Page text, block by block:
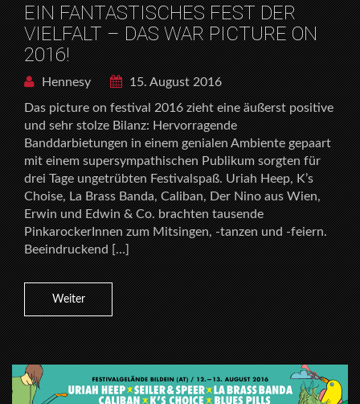
EIN FANTASTISCHES FEST DER
VIELFALT – DAS WAR PICTURE ON
2016!
Hennesy
15. August 2016
Das picture on festival 2016 zieht eine äußerst positive
und sehr stolze Bilanz: Hervorragende
Banddarbietungen in einem genialen Ambiente gepaart
mit einem supersympathischen Publikum sorgten für
drei Tage ungetrübten Festivalspaß. Uriah Heep, K’s
Choise, La Brass Banda, Caliban, Der Nino aus Wien,
Erwin und Edwin & Co. brachten tausende
PinkarockerInnen zum Mitsingen, -tanzen und -feiern.
Beeindruckend […]
Weiter